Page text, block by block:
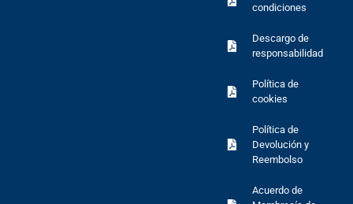
condiciones
Descargo de
responsabilidad
Política de
cookies
Política de
Devolución y
Reembolso
Acuerdo de